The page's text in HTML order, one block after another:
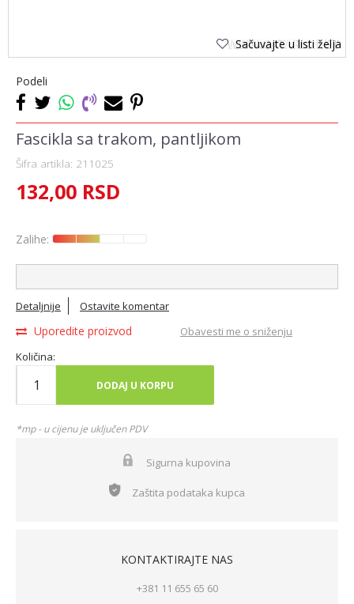
Sačuvajte u listi želja
Podeli
Fascikla sa trakom, pantljikom
Šifra artikla: 211025
132,00 RSD
Zalihe:
Detaljnije Ostavite komentar
Uporedite proizvod
Obavesti me o sniženju
Količina:
DODAJ U KORPU
*mp - u cijenu je uključen PDV
Sigurna kupovina
Zaštita podataka kupca
KONTAKTIRAJTE NAS
+381 11 655 65 60